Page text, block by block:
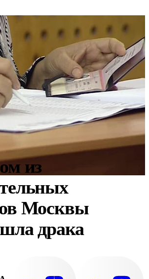
из
Москвы
драка